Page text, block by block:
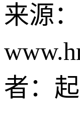
来源：
者：